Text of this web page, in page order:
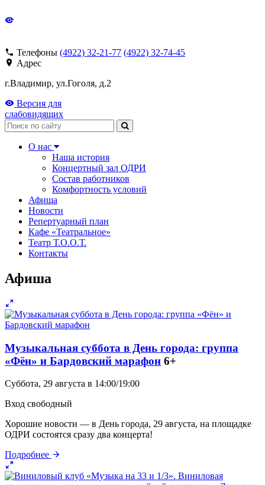
Телефоны (4922) 32-21-77 (4922) 32-74-45
Адрес
г.Владимир, ул.Гоголя, д.2
Версия для
слабовидящих
Поиск
О нас
Наша история
Концертный зал ОДРИ
Состав работников
Комфортность условий
Афиша
Новости
Репертуарный план
Кафе «Театральное»
Театр Т.О.О.Т.
Контакты
Афиша
Музыкальная суббота в День города: группа
«Фён» и Бардовский марафон 6+
Суббота, 29 августа в 14:00/19:00
Вход свободный
Хорошие новости — в День города, 29 августа, на площадке
ОДРИ состоятся сразу два концерта!
Подробнее